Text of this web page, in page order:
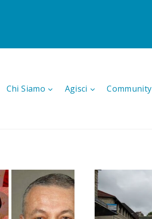
Chi Siamo Agisci Community